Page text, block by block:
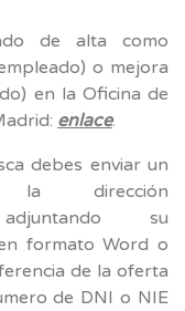
de alta como
o mejora
en la Oficina de
enlace.
debes enviar un
dirección
su
formato Word o
de la oferta
de DNI o NIE